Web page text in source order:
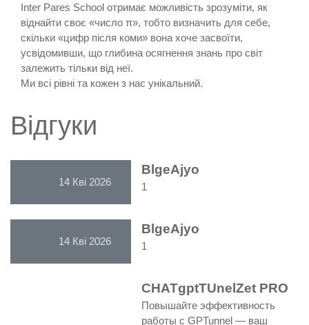
Inter Pares School отримає можливість зрозуміти, як
віднайти своє «число π», тобто визначить для себе,
скільки «цифр після коми» вона хоче засвоїти,
усвідомивши, що глибина осягнення знань про світ
залежить тільки від неї.
Ми всі рівні та кожен з нас унікальний.
Відгуки
14 Кві 2026
BlgeAjyo
1
14 Кві 2026
BlgeAjyo
1
CHATgptTUnelZet PRO
Повышайте эффективность
работы с GPTunnel — ваш